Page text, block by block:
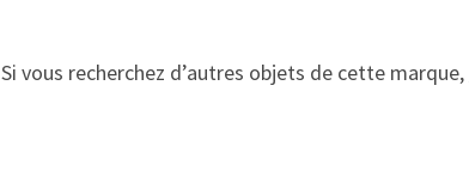
Si vous recherchez d’autres objets de cette marque,